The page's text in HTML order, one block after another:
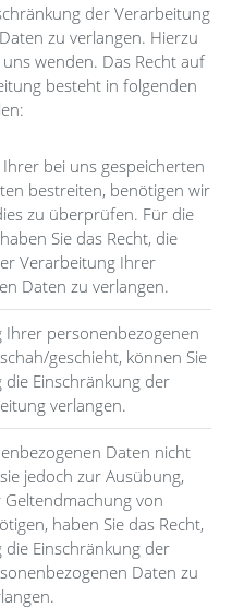
der Verarbeitung
zu verlangen. Hierzu
wenden. Das Recht auf
besteht in folgenden
bei uns gespeicherten
bestreiten, benötigen wir
zu überprüfen. Für die
Sie das Recht, die
Verarbeitung Ihrer
Daten zu verlangen.
Ihrer personenbezogenen
geschieht, können Sie
Einschränkung der
verlangen.
Daten nicht
jedoch zur Ausübung,
von
haben Sie das Recht,
Einschränkung der
Daten zu